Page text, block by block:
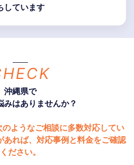
しています
沖縄県で
みはありませんか？
ようなご相談に多数対応してい
あれば、対応事例と料金をご確認
ください。